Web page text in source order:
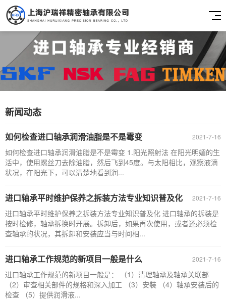
新闻动态
2021-7-16
如何检查进口轴承润滑油脂是不是霉变
如何检查进口轴承润滑油脂是不是霉变 1.阳光照射法 在阳光明媚的生
活中，使用螺丝刀去除油脂，然后飞到45度。与太阳相比，观察液滴
状况，在阳光下，可以清楚地看到润...
2021-7-16
进口轴承平时维护保养之拆装方法专业知识普及化
进口轴承平时维护保养之拆装方法专业知识普及化 进口轴承的拆装是
按时检修，轴承拆换时开展。拆卸后，如果再次使用，或者还必须检
查轴承的状况，其拆卸和安装应当与时间相...
2021-7-16
进口轴承工作规范的新项目一般是什么
进口轴承工作规范的新项目一般是： （1）清理轴承及轴承关联部
（2）审查相关部件的规格和深入加工 （3）安裝 （4）轴承安装后的
检查 （5）提供润滑液...